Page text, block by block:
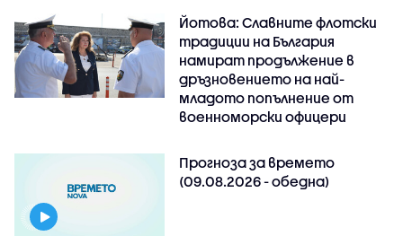
Йотова: Славните флотски
традиции на България
намират продължение в
дръзновението на най-
младото попълнение от
военноморски офицери
Прогноза за времето
(09.08.2026 - обедна)